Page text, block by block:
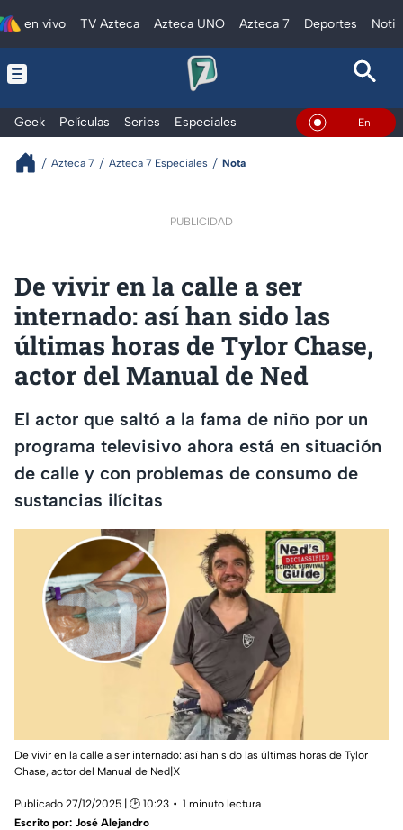
en vivo TV Azteca Azteca UNO Azteca 7 Deportes
Geek Películas Series Especiales En Vivo
Azteca 7 Azteca 7 Especiales Nota
PUBLICIDAD
De vivir en la calle a ser
internado: así han sido las
últimas horas de Tylor Chase,
actor del Manual de Ned
El actor que saltó a la fama de niño por un
programa televisivo ahora está en situación
de calle y con problemas de consumo de
sustancias ilícitas
De vivir en la calle a ser internado: así han sido las últimas horas de Tylor
Chase, actor del Manual de Ned|X
Publicado 27/12/2025 | 🕑 10:23
1 minuto lectura
Escrito por: José Alejandro